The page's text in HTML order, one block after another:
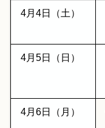
4月4日（土）
4月5日（日）
4月6日（月）